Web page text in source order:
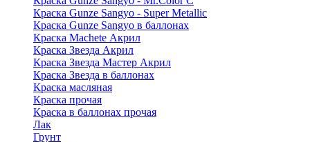
Краска Gunze Sangyo - Super Metallic
Краска Gunze Sangyo в баллонах
Краска Machete Акрил
Краска Звезда Акрил
Краска Звезда Мастер Акрил
Краска Звезда в баллонах
Краска масляная
Краска прочая
Краска в баллонах прочая
Лак
Грунт